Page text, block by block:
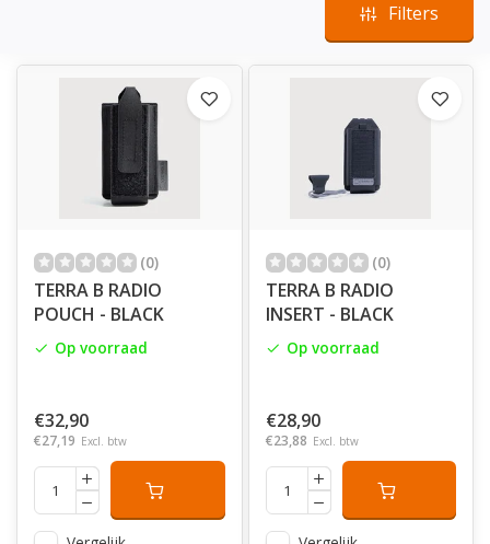
Filters
(0)
TERRA B RADIO
POUCH - BLACK
Op voorraad
€32,90
€27,19 Excl. btw
(0)
TERRA B RADIO
INSERT - BLACK
Op voorraad
€28,90
€23,88 Excl. btw